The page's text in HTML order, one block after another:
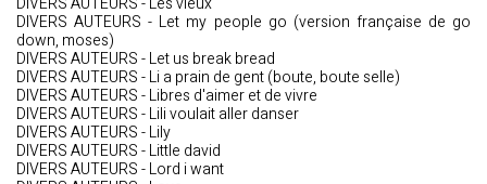
DIVERS AUTEURS - Let my people go (version française de go
down, moses)
DIVERS AUTEURS - Let us break bread
DIVERS AUTEURS - Li a prain de gent (boute, boute selle)
DIVERS AUTEURS - Libres d'aimer et de vivre
DIVERS AUTEURS - Lili voulait aller danser
DIVERS AUTEURS - Lily
DIVERS AUTEURS - Little david
DIVERS AUTEURS - Lord i want